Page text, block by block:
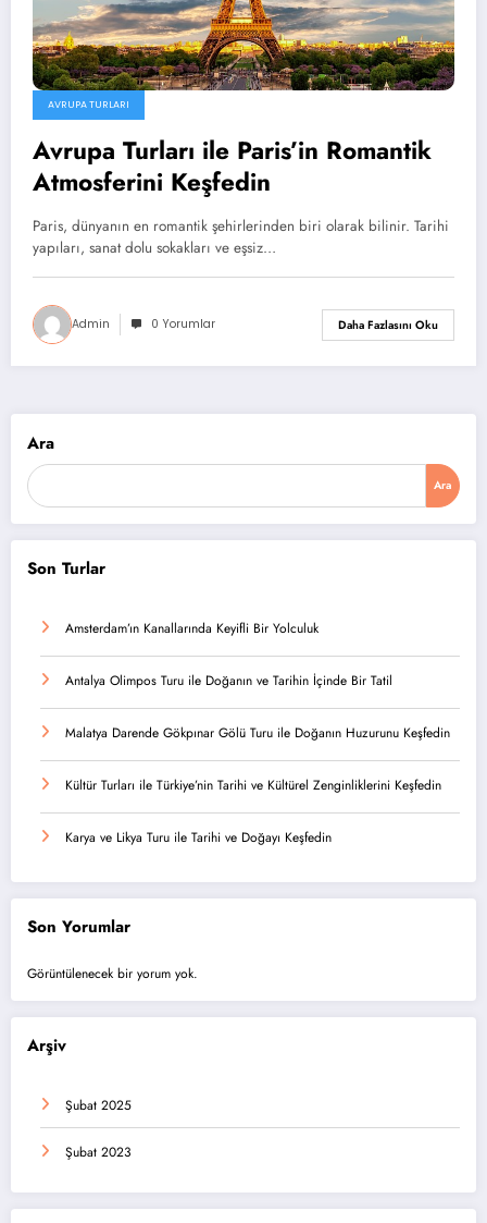
AVRUPA TURLARI
Avrupa Turları ile Paris’in Romantik
Atmosferini Keşfedin
Paris, dünyanın en romantik şehirlerinden biri olarak bilinir. Tarihi
yapıları, sanat dolu sokakları ve eşsiz…
Admin 0 Yorumlar Daha Fazlasını Oku
Ara
Ara
Son Turlar
Amsterdam’ın Kanallarında Keyifli Bir Yolculuk
Antalya Olimpos Turu ile Doğanın ve Tarihin İçinde Bir Tatil
Malatya Darende Gökpınar Gölü Turu ile Doğanın Huzurunu Keşfedin
Kültür Turları ile Türkiye’nin Tarihi ve Kültürel Zenginliklerini Keşfedin
Karya ve Likya Turu ile Tarihi ve Doğayı Keşfedin
Son Yorumlar
Görüntülenecek bir yorum yok.
Arşiv
Şubat 2025
Şubat 2023